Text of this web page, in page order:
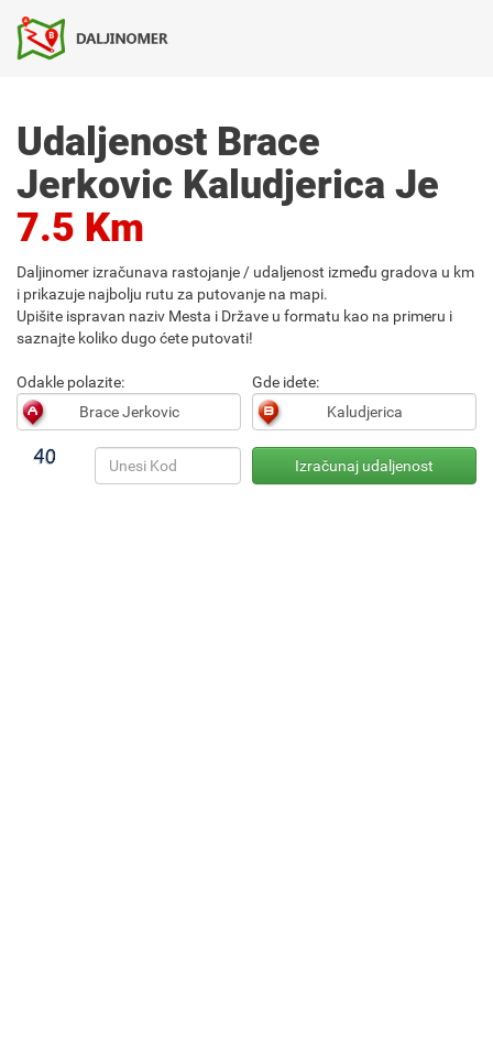
Udaljenost Brace
Jerkovic Kaludjerica Je
7.5 Km
Daljinomer izračunava rastojanje / udaljenost između gradova u km
i prikazuje najbolju rutu za putovanje na mapi.
Upišite ispravan naziv Mesta i Države u formatu kao na primeru i
saznajte koliko dugo ćete putovati!
Odakle polazite: Gde idete: